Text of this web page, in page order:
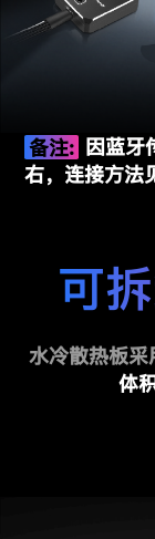
备注:
因蓝牙
右，连接方法
可
水冷散热板采
体